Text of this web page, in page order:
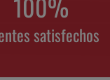
satisfechos